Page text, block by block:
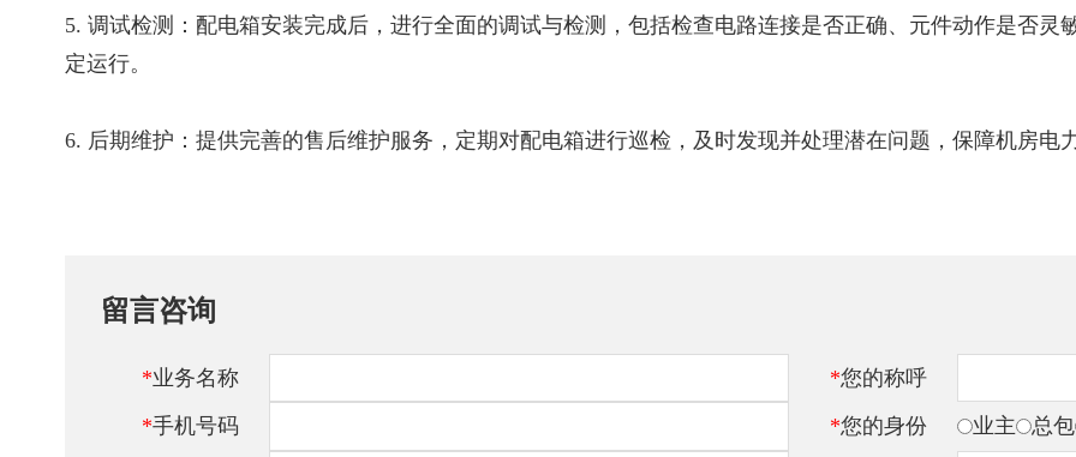
5. 调试检测：配电箱安装完成后，进行全面的调试与检测，包括检查电路连接是否正确、元件动作是否
定运行。
6. 后期维护：提供完善的售后维护服务，定期对配电箱进行巡检，及时发现并处理潜在问题，保障机房电
留言咨询
*业务名称 *您的称呼
*手机号码 *您的身份 业主 总包